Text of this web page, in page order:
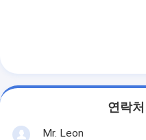
연락
Mr. Leon